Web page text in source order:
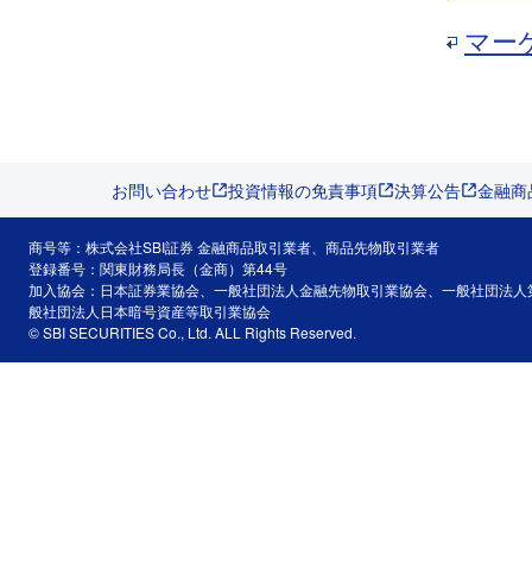
マー
お問い合わせ 投資情報の免責事項 決算公告 金融
商号等：株式会社SBI証券 金融商品取引業者、商品先物取引業者
登録番号：関東財務局長（金商）第44号
加入協会：日本証券業協会、一般社団法人金融先物取引業協会、一般社団法
般社団法人日本暗号資産等取引業協会
© SBI SECURITIES Co., Ltd. ALL Rights Reserved.